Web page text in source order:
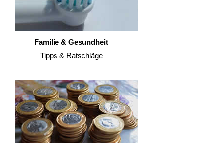
Familie & Gesundheit
Tipps & Ratschläge